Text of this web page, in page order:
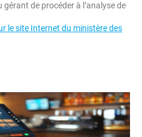
gérant de procéder à l’analyse de
le site Internet du ministère des